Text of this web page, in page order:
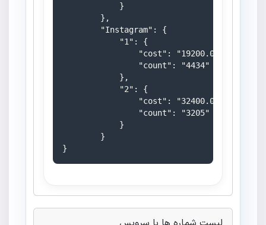
            }
        },
        "Instagram": {
            "1": {
                "cost": "19200.0000",
                "count": "4434"
            },
            "2": {
                "cost": "32400.0000",
                "count": "3205"
            }
        }
}